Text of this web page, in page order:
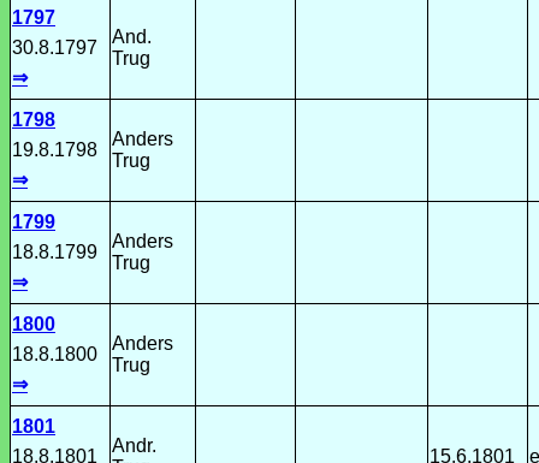
1797
30.8.1797
⇒
And.
Trug
1798
19.8.1798
⇒
Anders
Trug
1799
18.8.1799
⇒
Anders
Trug
1800
18.8.1800
⇒
Anders
Trug
1801
18.8.1801
Andr.
15.6.1801